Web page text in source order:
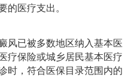
的医疗支出。
风已被多数地区纳入基本医
疗保险或城乡居民基本医疗
时，符合医保目录范围内的